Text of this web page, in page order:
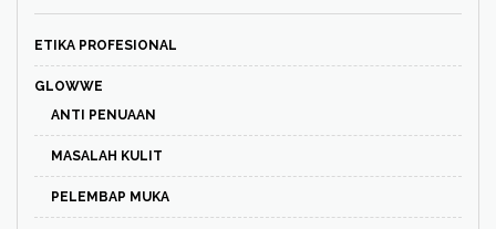
ETIKA PROFESIONAL
GLOWWE
ANTI PENUAAN
MASALAH KULIT
PELEMBAP MUKA